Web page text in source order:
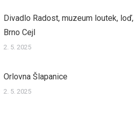
Divadlo Radost, muzeum loutek, loď,
Brno Cejl
2. 5. 2025
Orlovna Šlapanice
2. 5. 2025